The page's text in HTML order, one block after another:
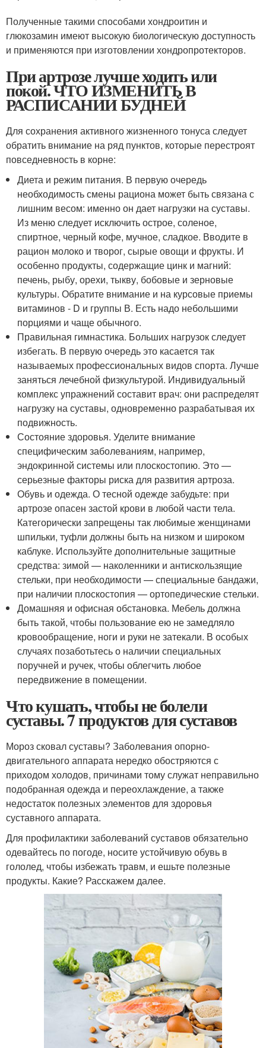
Полученные такими способами хондроитин и
глюкозамин имеют высокую биологическую доступность
и применяются при изготовлении хондропротекторов.
При артрозе лучше ходить или
покой. ЧТО ИЗМЕНИТЬ В
РАСПИСАНИИ БУДНЕЙ
Для сохранения активного жизненного тонуса следует
обратить внимание на ряд пунктов, которые перестроят
повседневность в корне:
Диета и режим питания. В первую очередь
необходимость смены рациона может быть связана с
лишним весом: именно он дает нагрузки на суставы.
Из меню следует исключить острое, соленое,
спиртное, черный кофе, мучное, сладкое. Вводите в
рацион молоко и творог, сырые овощи и фрукты. И
особенно продукты, содержащие цинк и магний:
печень, рыбу, орехи, тыкву, бобовые и зерновые
культуры. Обратите внимание и на курсовые приемы
витаминов - D и группы В. Есть надо небольшими
порциями и чаще обычного.
Правильная гимнастика. Больших нагрузок следует
избегать. В первую очередь это касается так
называемых профессиональных видов спорта. Лучше
заняться лечебной физкультурой. Индивидуальный
комплекс упражнений составит врач: они распределят
нагрузку на суставы, одновременно разрабатывая их
подвижность.
Состояние здоровья. Уделите внимание
специфическим заболеваниям, например,
эндокринной системы или плоскостопию. Это —
серьезные факторы риска для развития артроза.
Обувь и одежда. О тесной одежде забудьте: при
артрозе опасен застой крови в любой части тела.
Категорически запрещены так любимые женщинами
шпильки, туфли должны быть на низком и широком
каблуке. Используйте дополнительные защитные
средства: зимой — наколенники и антискользящие
стельки, при необходимости — специальные бандажи,
при наличии плоскостопия — ортопедические стельки.
Домашняя и офисная обстановка. Мебель должна
быть такой, чтобы пользование ею не замедляло
кровообращение, ноги и руки не затекали. В особых
случаях позаботьтесь о наличии специальных
поручней и ручек, чтобы облегчить любое
передвижение в помещении.
Что кушать, чтобы не болели
суставы. 7 продуктов для суставов
Мороз сковал суставы? Заболевания опорно-
двигательного аппарата нередко обостряются с
приходом холодов, причинами тому служат неправильно
подобранная одежда и переохлаждение, а также
недостаток полезных элементов для здоровья
суставного аппарата.
Для профилактики заболеваний суставов обязательно
одевайтесь по погоде, носите устойчивую обувь в
гололед, чтобы избежать травм, и ешьте полезные
продукты. Какие? Расскажем далее.